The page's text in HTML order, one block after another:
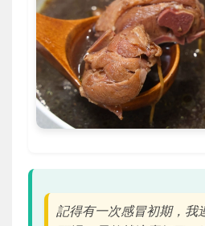
記得有一次感冒初期，我